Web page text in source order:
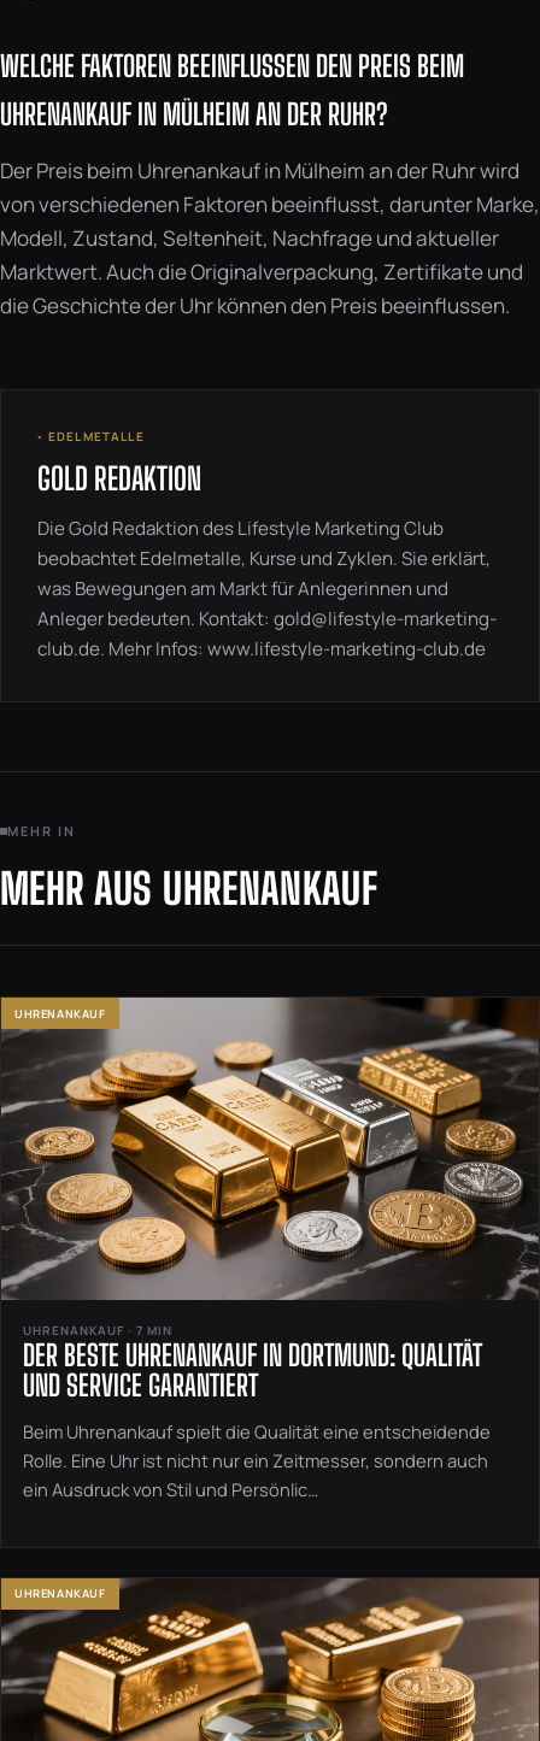
WELCHE FAKTOREN BEEINFLUSSEN DEN PREIS BEIM
UHRENANKAUF IN MÜLHEIM AN DER RUHR?
Der Preis beim Uhrenankauf in Mülheim an der Ruhr wird
von verschiedenen Faktoren beeinflusst, darunter Marke,
Modell, Zustand, Seltenheit, Nachfrage und aktueller
Marktwert. Auch die Originalverpackung, Zertifikate und
die Geschichte der Uhr können den Preis beeinflussen.
◦ EDELMETALLE
GOLD REDAKTION
Die Gold Redaktion des Lifestyle Marketing Club
beobachtet Edelmetalle, Kurse und Zyklen. Sie erklärt,
was Bewegungen am Markt für Anlegerinnen und
Anleger bedeuten. Kontakt:gold@lifestyle-marketing-
club.de. Mehr Infos:www.lifestyle-marketing-club.de
MEHR IN
MEHR AUS UHRENANKAUF
UHRENANKAUF
UHRENANKAUF · 7 MIN
DER BESTE UHRENANKAUF IN DORTMUND: QUALITÄT
UND SERVICE GARANTIERT
Beim Uhrenankauf spielt die Qualität eine entscheidende
Rolle. Eine Uhr ist nicht nur ein Zeitmesser, sondern auch
ein Ausdruck von Stil und Persönlic…
UHRENANKAUF